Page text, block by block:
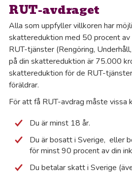
RUT-avdraget
Alla som uppfyller villkoren har
skattereduktion med 50 procent
RUT-tjänster (Rengöring,
på din skattereduktion är 75.000
skattereduktion för de RUT-
föräldrar.
För att få RUT-avdrag måste vissa
Du är minst 18 år.
Du är bosatt i Sverige, eller
för minst 90 procent av din
Du betalar skatt i Sverige